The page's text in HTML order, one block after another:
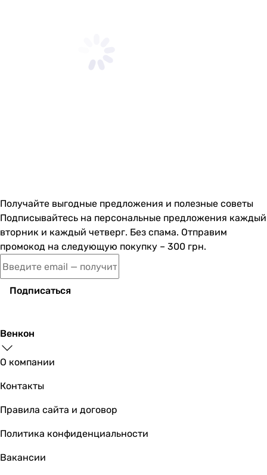
Получайте выгодные предложения и полезные советы
Подписывайтесь на персональные предложения каждый
вторник и каждый четверг. Без спама. Отправим
промокод на следующую покупку – 300 грн.
Подписаться
Венкон
О компании
Контакты
Правила сайта и договор
Политика конфиденциальности
Вакансии